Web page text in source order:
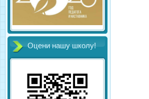
Оцени нашу школу!